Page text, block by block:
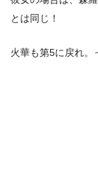
とは同じ！
火華も第5に戻れ。